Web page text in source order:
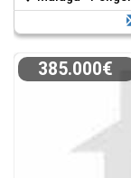
385.000€